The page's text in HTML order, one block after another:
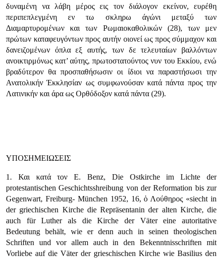
δυναμένη να λάβη μέρος εις τον διάλογον εκείνον, ευρέθη
περιπεπλεγμένη εν τω σκληρω άγώνι μεταξύ των
Διαμαρτυρομένων και των Ρωμαιοκαθολικών (28), των μεν
πρώτων καταφευγόντων προς αυτήν οιονεί ως προς σύμμαχον και
δανειζομένων όπλα εξ αυτής, των δε τελευταίων βαλλόντων
ανοικτιρμόνως κατ’ αύτης, πρωτοστατούντος νυν του Εκκίου, ενώ
βραδύτερον θα προσπαθήσωσιν οι ίδιοι να παραστήσωσι την
Ανατολικήν Έκκλησίαν ως συμφωνούσαν κατά πάντα προς την
Λατινικήν και άρα ως Ορθόδοξον κατά πάντα (29).
ΥΠΟΣΗΜΕΙΩΣΕΙΣ
1. Και κατά τον Ε. Benz, Die Ostkirche im Lichte der
protestantischen Geschichtsshreibung von der Reformation bis zur
Gegenwart, Freiburg- München 1952, 16, ὁ Λούθηρος «siecht in
der griechischen Kirche die Repräsentanin der alten Kirche, die
auch für Luther als die Kirche der Väter eine autoritative
Bedeutung behält, wie er denn auch in seinen theologischen
Schriften und vor allem auch in den Bekenntnisschriften mit
Vorliebe auf die Väter der grieschischen Kirche wie Basilius den